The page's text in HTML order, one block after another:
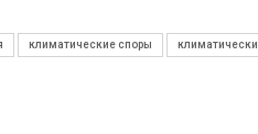
климатические споры